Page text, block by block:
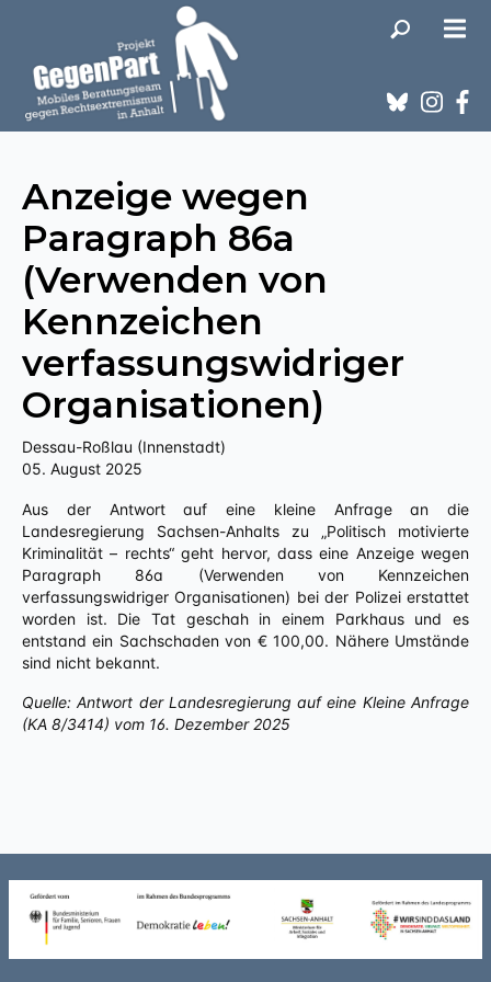
Anzeige wegen
Paragraph 86a
(Verwenden von
Kennzeichen
verfassungswidriger
Organisationen)
Dessau-Roßlau (Innenstadt)
05. August 2025
Aus der Antwort auf eine kleine Anfrage an die
Landesregierung Sachsen-Anhalts zu „Politisch motivierte
Kriminalität – rechts“ geht hervor, dass eine Anzeige wegen
Paragraph 86a (Verwenden von Kennzeichen
verfassungswidriger Organisationen) bei der Polizei erstattet
worden ist. Die Tat geschah in einem Parkhaus und es
entstand ein Sachschaden von € 100,00. Nähere Umstände
sind nicht bekannt.
Quelle: Antwort der Landesregierung auf eine Kleine Anfrage
(KA 8/3414) vom 16. Dezember 2025